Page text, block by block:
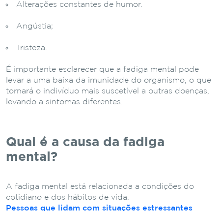
Alterações constantes de humor.
Angústia;
Tristeza.
É importante esclarecer que a fadiga mental pode
levar a uma baixa da imunidade do organismo, o que
tornará o indivíduo mais suscetível a outras doenças,
levando a sintomas diferentes.
Qual é a causa da fadiga
mental?
A fadiga mental está relacionada a condições do
cotidiano e dos hábitos de vida.
Pessoas que lidam com situações estressantes